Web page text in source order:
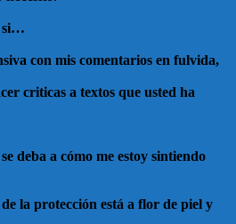
si…
con mis comentarios en fulvida,
criticas a textos que usted ha
deba a cómo me estoy sintiendo
la protección está a flor de piel y